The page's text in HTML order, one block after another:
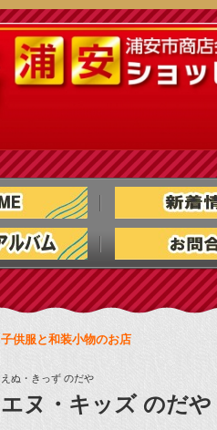
子供服と和装小物のお店
えぬ・きっず のだや
エヌ・キッズ のだや